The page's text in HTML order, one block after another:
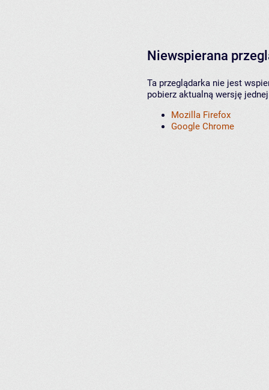
Niewspierana
Ta przeglądarka nie jest
pobierz aktualną wersję
Mozilla Firefox
Google Chrome